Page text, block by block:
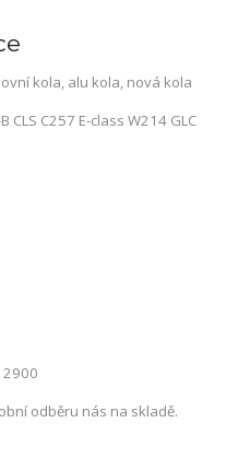
kola, alu kola, nová kola
C257 E-class W214 GLC
odběru nás na skladě.